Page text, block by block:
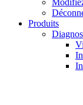
Produits